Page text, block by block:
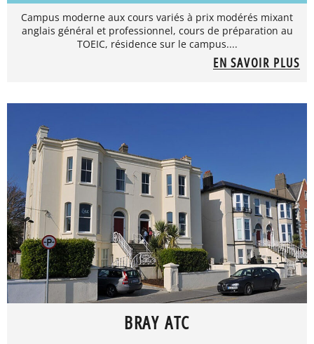
Campus moderne aux cours variés à prix modérés mixant
anglais général et professionnel, cours de préparation au
TOEIC, résidence sur le campus....
EN SAVOIR PLUS
BRAY ATC